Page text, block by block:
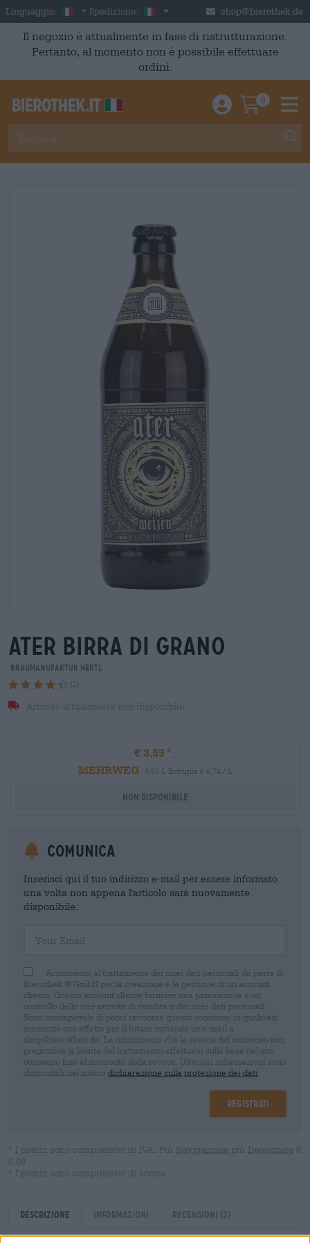
Skip to main content
Linguaggio: Italian
Spedizione: Italia shop@bierothek.de
Il negozio è attualmente in fase di ristrutturazione.
Pertanto, al momento non è possibile effettuare
ordini.
Einloggen /
0
ater Birra di grano
Braumanufaktur Hertl
(2)
Articolo attualmente non disponibile
€ 3,59
MEHRWEG
0,50 L Bottiglia € 6,74 / L
Non disponibile
Comunica
Inserisci qui il tuo indirizzo e-mail per essere informato
una volta non appena l'articolo sarà nuovamente
disponibile.
Acconsento al trattamento dei miei dati personali da parte di
Bierothek ® GmbH per la creazione e la gestione di un account
cliente. Questo account cliente fornisce una panoramica e un
controllo delle mie attività di vendita e dei miei dati personali.
Sono consapevole di poter revocare questo consenso in qualsiasi
momento con effetto per il futuro inviando un'e-mail a
shop@bierothek.de. La informiamo che la revoca del consenso non
pregiudica la liceità del trattamento effettuato sulla base del suo
consenso fino al momento della revoca. Ulteriori informazioni sono
disponibili nel nostro dichiarazione sulla protezione dei dati
Registrati
* I prezzi sono comprensivi di IVA. Più Navigazione più Depositare €
0,08
* I prezzi sono comprensivi di accisa
Descrizione Informazioni Recensioni (2)